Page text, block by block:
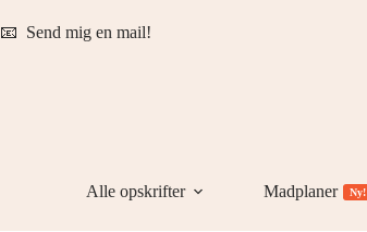
til
📧 Send mig en mail!
Alle opskrifter Madplaner Ny!